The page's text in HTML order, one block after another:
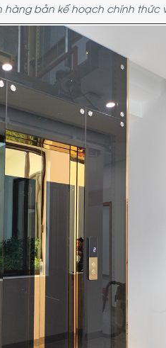
hàng bản kế hoạch chính thức